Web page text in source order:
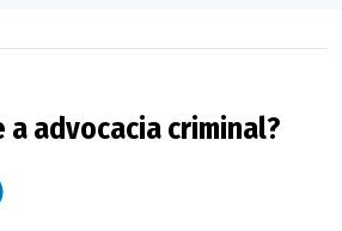
a advocacia criminal?